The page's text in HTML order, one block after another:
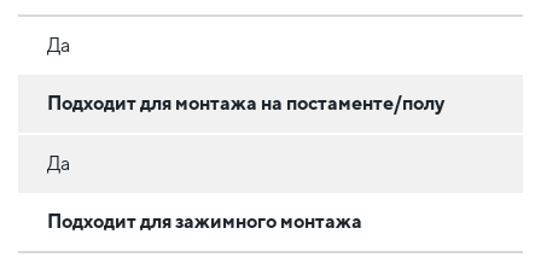
Да
Подходит для монтажа на постаменте/полу
Да
Подходит для зажимного монтажа